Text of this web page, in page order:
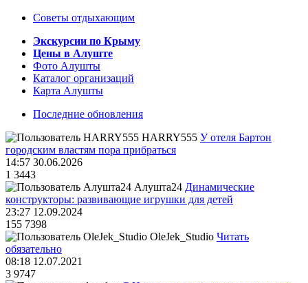
Советы отдыхающим
Экскурсии по Крыму
Цены в Алуште
Фото Алушты
Каталог организаций
Карта Алушты
Последние обновления
HARRY555 У отеля Бартон
городским властям пора прибраться
14:57 30.06.2026
1 3443
Алушта24 Динамические
конструкторы: развивающие игрушки для детей
23:27 12.09.2024
155 7398
OleJek_Studio Читать
обязательно
08:18 12.07.2021
3 9747